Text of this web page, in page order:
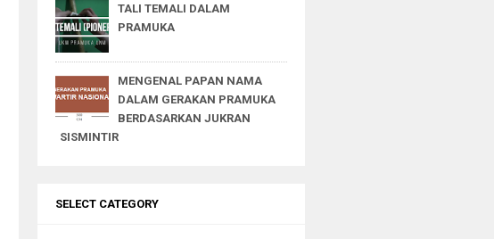
TALI TEMALI DALAM
PRAMUKA
MENGENAL PAPAN NAMA
DALAM GERAKAN PRAMUKA
BERDASARKAN JUKRAN
SISMINTIR
SELECT CATEGORY